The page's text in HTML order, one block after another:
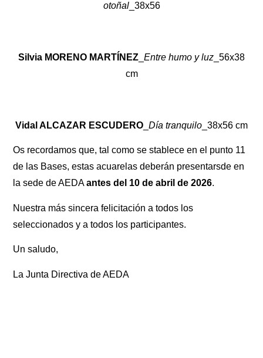
otoñal_38x56
Silvia MORENO MARTÍNEZ Entre humo y luz _56x38
cm
Vidal ALCAZAR ESCUDERO Día tranquilo _38x56 cm
Os recordamos que, tal como se stablece en el punto 11
de las Bases, estas acuarelas deberán presentarsde en
la sede de AEDAantes del 10 de abril de 2026.
Nuestra más sincera felicitación a todos los
seleccionados y a todos los participantes.
Un saludo,
La Junta Directiva de AEDA